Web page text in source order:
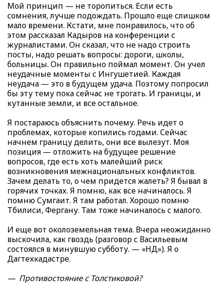
Мой принцип — не торопиться. Если есть
сомнения, лучше подождать. Прошло еще слишком
мало времени. Кстати, мне понравилось, что об
этом рассказал Кадыров на конференции с
журналистами. Он сказал, что не надо строить
посты, надо решать вопросы: дороги, школы,
больницы. Он правильно поймал момент. Он учел
неудачные моменты с Ингушетией. Каждая
неудача — это в будущем удача. Поэтому попросил
бы эту тему пока сейчас не трогать. И границы, и
кутанные земли, и все остальное.
Я постараюсь объяснить почему. Речь идет о
проблемах, которые копились годами. Сейчас
начнем границу делить, они все вылезут. Моя
позиция — отложить на будущее решение
вопросов, где есть хоть малейший риск
возникновения межнациональных конфликтов.
Зачем делать то, о чем придется жалеть? Я бывал в
горячих точках. Я помню, как все начиналось. Я
помню Сумгаит. Я там работал. Хорошо помню
Тбилиси, Фергану. Там тоже начиналось с малого.
И еще вот околоземельная тема. Вчера неожиданно
выскочила, как гвоздь (разговор с Васильевым
состоялся в минувшую субботу. — «НД»). Я о
Дагтехкадастре.
— Противостояние с Толстиковой?